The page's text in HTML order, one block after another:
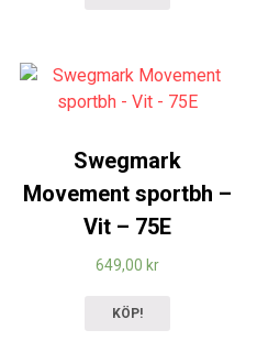
Swegmark
Movement sportbh –
Vit – 75E
649,00kr
KÖP!